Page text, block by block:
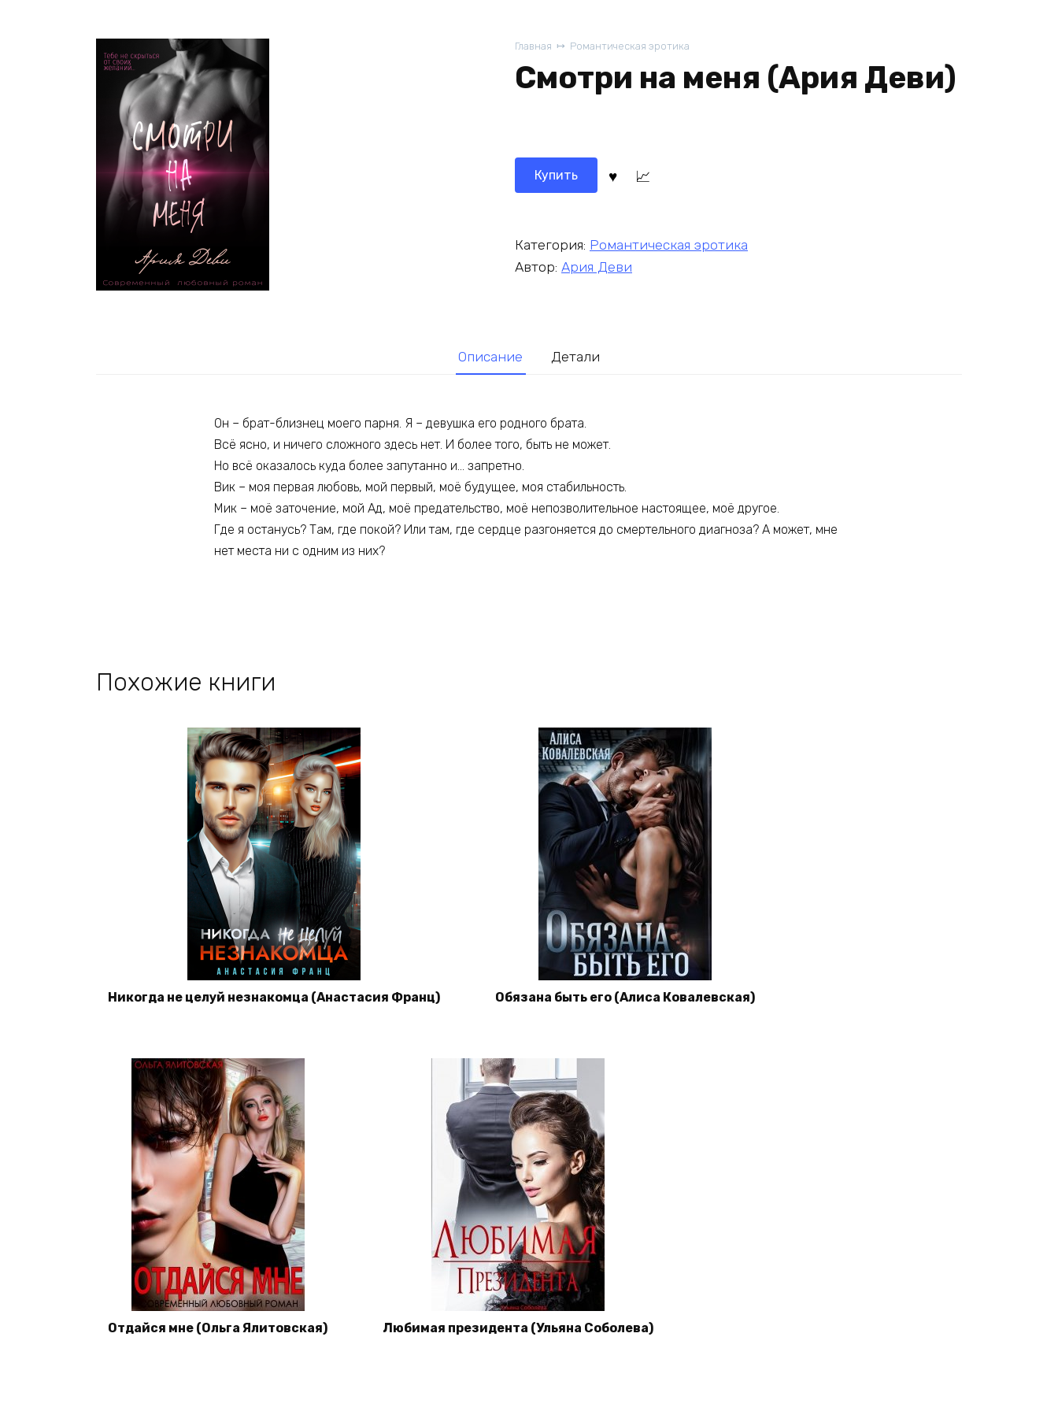
Главная Романтическая эротика
Смотри на меня (Ария Деви)
Купить
Категория: Романтическая эротика
Автор: Ария Деви
Описание Детали
Он – брат-близнец моего парня. Я – девушка его родного брата.
Всё ясно, и ничего сложного здесь нет. И более того, быть не может.
Но всё оказалось куда более запутанно и… запретно.
Вик – моя первая любовь, мой первый, моё будущее, моя стабильность.
Мик – моё заточение, мой Ад, моё предательство, моё непозволительное настоящее, моё другое.
Где я останусь? Там, где покой? Или там, где сердце разгоняется до смертельного диагноза? А может, мне
нет места ни с одним из них?
Похожие книги
Никогда не целуй незнакомца (Анастасия Франц) Обязана быть его (Алиса Ковалевская)
Отдайся мне (Ольга Ялитовская) Любимая президента (Ульяна Соболева)